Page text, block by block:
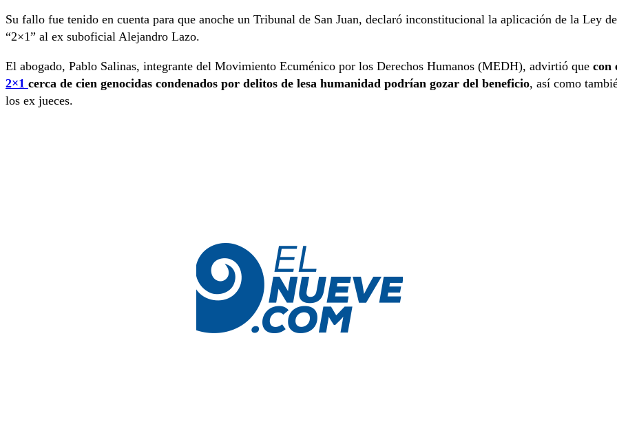
Su fallo fue tenido en cuenta para que anoche un Tribunal de San Juan, declaró inconstitucional la aplicación de la Ley
“2×1” al ex suboficial Alejandro Lazo.
El abogado, Pablo Salinas, integrante del Movimiento Ecuménico por los Derechos Humanos (MEDH), advirtió que con
2×1 cerca de cien genocidas condenados por delitos de lesa humanidad podrían gozar del beneficio, así como
los ex jueces.